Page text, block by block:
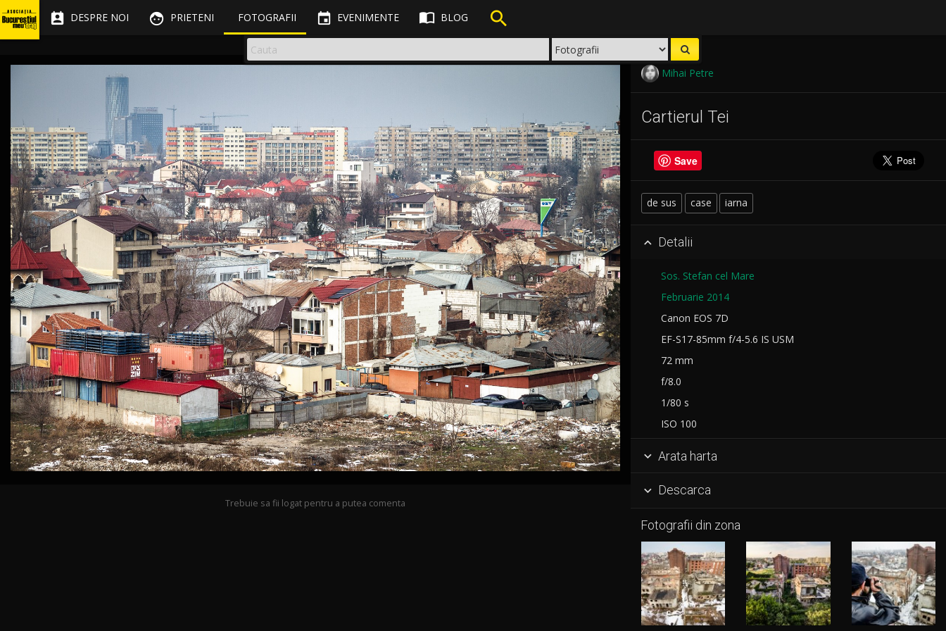
 DESPRE NOI  PRIETENI FOTOGRAFII  EVENIMENTE  BLOG 
Mihai Petre
Cartierul Tei
Save
de sus case iarna
 Detalii
Sos. Stefan cel Mare
Februarie 2014
Canon EOS 7D
EF-S17-85mm f/4-5.6 IS USM
72 mm
f/8.0
1/80 s
ISO 100
 Arata harta
 Descarca
Fotografii din zona
Trebuie sa fii logat pentru a putea comenta